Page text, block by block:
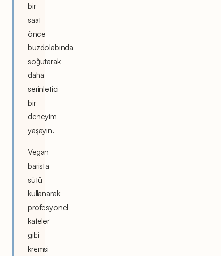
bir
saat
önce
buzdolabında
soğutarak
daha
serinletici
bir
deneyim
yaşayın.
Vegan
barista
sütü
kullanarak
profesyonel
kafeler
gibi
kremsi